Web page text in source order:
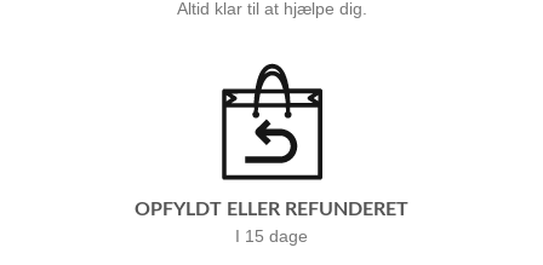
Altid klar til at hjælpe dig.
OPFYLDT ELLER REFUNDERET
I 15 dage